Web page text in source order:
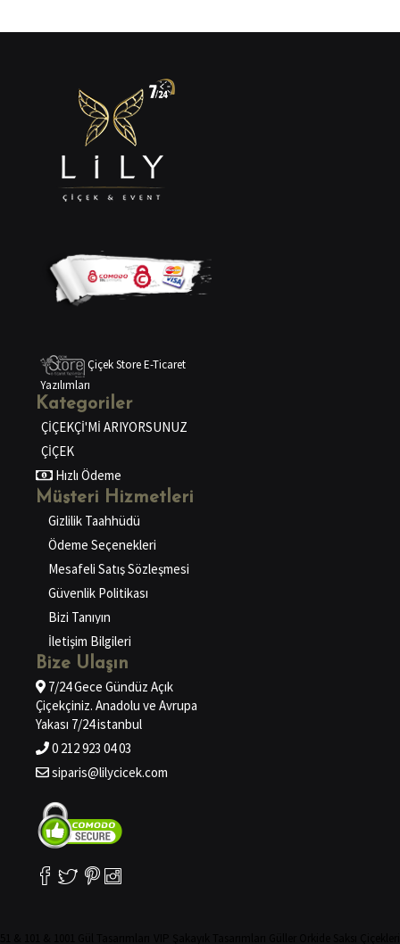
Çiçek Store E-Ticaret
Yazılımları
Kategoriler
ÇİÇEKÇİ'Mİ ARIYORSUNUZ
ÇİÇEK
Hızlı Ödeme
Müşteri Hizmetleri
Gizlilik Taahhüdü
Ödeme Seçenekleri
Mesafeli Satış Sözleşmesi
Güvenlik Politikası
Bizi Tanıyın
İletişim Bilgileri
Bize Ulaşın
7/24 Gece Gündüz Açık
Çiçekçiniz. Anadolu ve Avrupa
Yakası 7/24 istanbul
0 212 923 04 03
siparis@lilycicek.com